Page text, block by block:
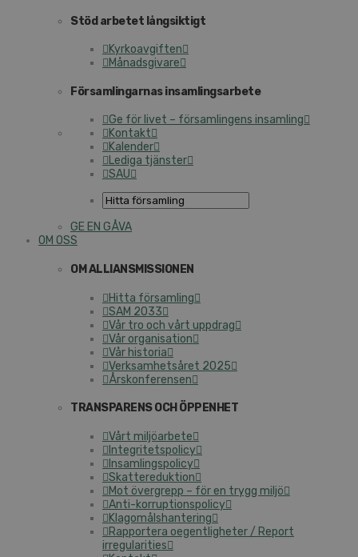
Stöd arbetet långsiktigt
Kyrkoavgiften
Månadsgivare
Församlingarnas insamlingsarbete
Ge för livet – församlingens insamling
Kontakt
Kalender
Lediga tjänster
SAU
GE EN GÅVA
OM OSS
OM ALLIANSMISSIONEN
Hitta församling
SAM 2033
Vår tro och vårt uppdrag
Vår organisation
Vår historia
Verksamhetsåret 2025
Årskonferensen
TRANSPARENS OCH ÖPPENHET
Vårt miljöarbete
Integritetspolicy
Insamlingspolicy
Skattereduktion
Mot övergrepp – för en trygg miljö
Anti-korruptionspolicy
Klagomålshantering
Rapportera oegentligheter / Report
irregularities